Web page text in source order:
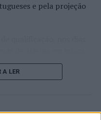
e pela projeção
A cerimónia de
do presidente da
a colocar o
A LER